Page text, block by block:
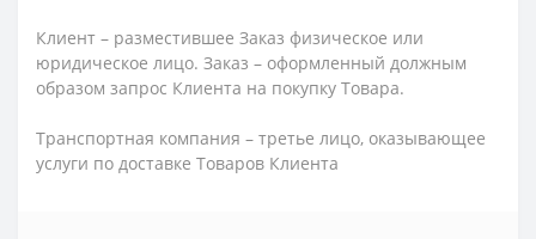
Клиент – разместившее Заказ физическое или
юридическое лицо. Заказ – оформленный должным
образом запрос Клиента на покупку Товара.
Транспортная компания – третье лицо, оказывающее
услуги по доставке Товаров Клиента